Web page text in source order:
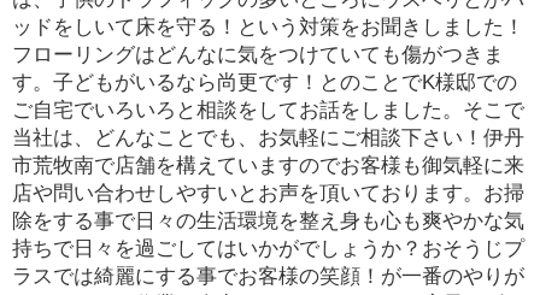
ッドをしいて床を守る！という対策をお聞きしました！
フローリングはどんなに気をつけていても傷がつきま
す。子どもがいるなら尚更です！とのことでK様邸での
ご自宅でいろいろと相談をしてお話をしました。そこで
当社は、どんなことでも、お気軽にご相談下さい！伊丹
市荒牧南で店舗を構えていますのでお客様も御気軽に来
店や問い合わせしやすいとお声を頂いております。お掃
除をする事で日々の生活環境を整え身も心も爽やかな気
持ちで日々を過ごしてはいかがでしょうか？おそうじプ
ラスでは綺麗にする事でお客様の笑顔！が一番のやりが